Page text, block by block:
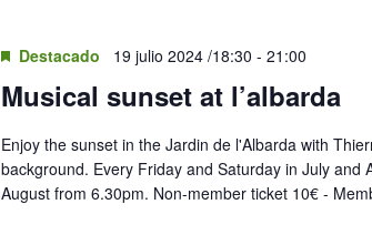
Musical sunset at l’albarda
Destacado 19 julio 2024 /18:30 -21:00
Enjoy the sunset in the Jardin de l'Albarda with
background. Every Friday and Saturday in July and
August from 6.30pm. Non-member ticket 10€ -